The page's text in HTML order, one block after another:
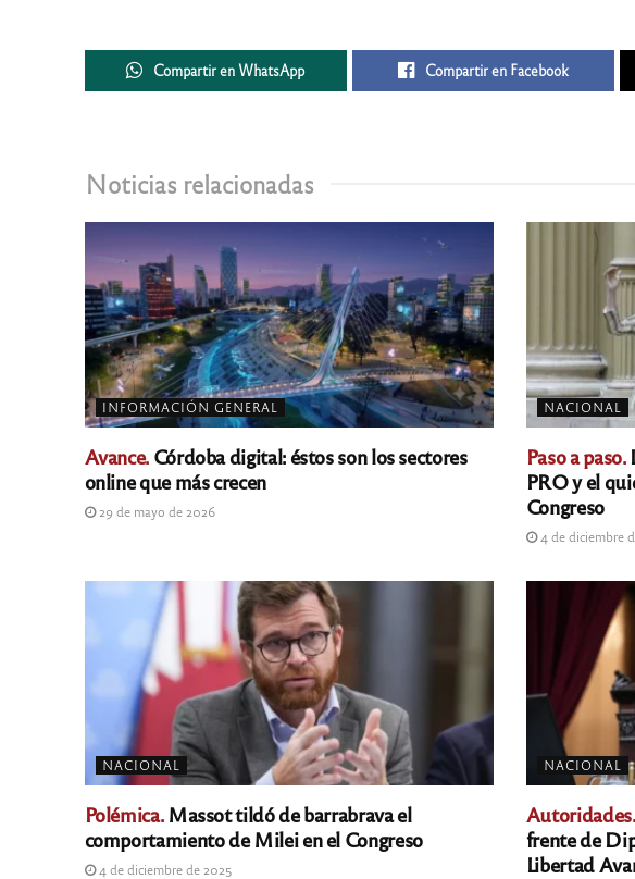
Compartir en WhatsApp Compartir en Facebook
Noticias relacionadas
INFORMACIÓN GENERAL
Avance.Córdoba digital: éstos son los sectores
online que más crecen
29 de mayo de 2026
NACIONAL
Paso a paso.
PRO y el
Congreso
4 de diciembre
NACIONAL
Polémica.Massot tildó de barrabrava el
comportamiento de Milei en el Congreso
4 de diciembre de 2025
NACIONAL
Autoridades.
frente de
Libertad